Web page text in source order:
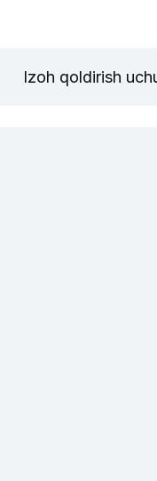
Izoh qoldirish